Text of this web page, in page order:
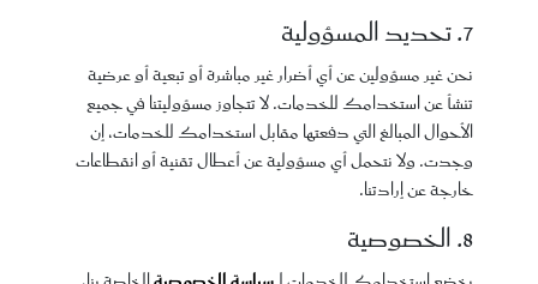
7. تحديد المسؤولية
نحن غير مسؤولين عن أي أضرار غير مباشرة أو تبعية أو عرضية
تنشأ عن استخدامك للخدمات. لا تتجاوز مسؤوليتنا في جميع
الأحوال المبالغ التي دفعتها مقابل استخدامك للخدمات، إن
وجدت. ولا نتحمل أي مسؤولية عن أعطال تقنية أو انقطاعات
خارجة عن إرادتنا.
8. الخصوصية